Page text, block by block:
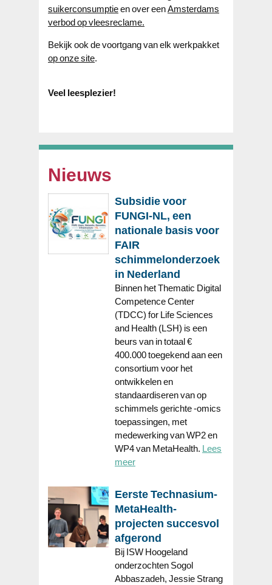
suikerconsumptieen over eenAmsterdams
verbod op vleesreclame.
Bekijk ook de voortgang van elk werkpakket
op onze site.
Veel leesplezier!
Nieuws
Subsidie voor
FUNGI-NL, een
nationale basis voor
FAIR
schimmelonderzoek
in Nederland
Binnen het Thematic Digital
Competence Center
(TDCC) for Life Sciences
and Health (LSH) is een
beurs van in totaal €
400.000 toegekend aan een
consortium voor het
ontwikkelen en
standaardiseren van op
schimmels gerichte -omics
toepassingen, met
medewerking van WP2 en
WP4 van MetaHealth. Lees
meer
Eerste Technasium-
MetaHealth-
projecten succesvol
afgerond
Bij ISW Hoogeland
onderzochten Sogol
Abbaszadeh, Jessie Strang